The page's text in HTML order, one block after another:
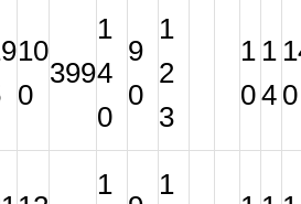
10
0
399
1
4
0
9
0
1
2
3
1
0
1
4 0
1
1